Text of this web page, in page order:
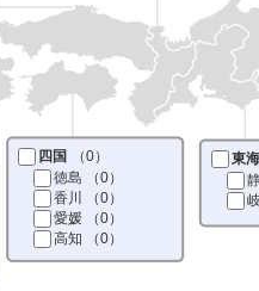
東海
四国
（0）
徳島 （0）
香川
（0）
愛媛 （0）
高知 （0）